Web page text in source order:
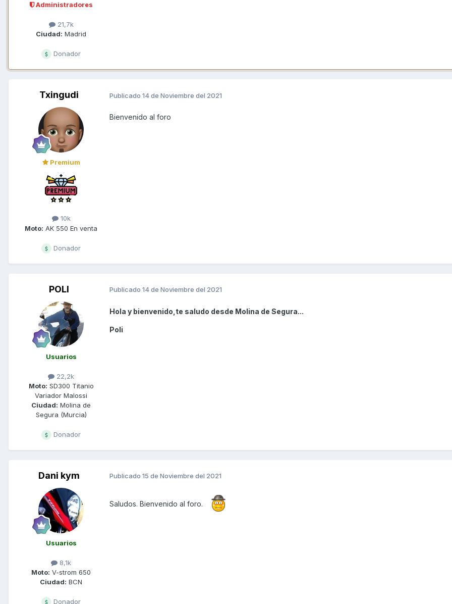
Administradores
21,7k
Ciudad: Madrid
Donador
Txingudi
Premium
10k
Moto: AK 550 En venta
Donador
Publicado 14 de Noviembre del 2021
Bienvenido al foro
POLI
Usuarios
22,2k
Moto: SD300 Titanio
Variador Malossi
Ciudad: Molina de
Segura (Murcia)
Donador
Publicado 14 de Noviembre del 2021
Hola y bienvenido,te saludo desde Molina de Segura...
Poli
Dani kym
Usuarios
8,1k
Moto: V-strom 650
Ciudad: BCN
Donador
Publicado 15 de Noviembre del 2021
Saludos. Bienvenido al foro.